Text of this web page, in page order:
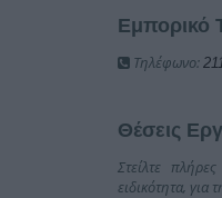
Εμπορικό
Τηλέφωνο:
Θέσεις
Στείλτε
ειδικότητα, για